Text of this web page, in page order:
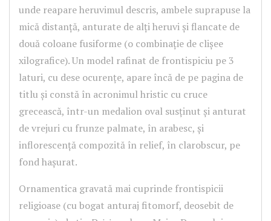
unde reapare heruvimul descris, ambele suprapuse la
mică distanță, anturate de alți heruvi și flancate de
două coloane fusiforme (o combinație de clișee
xilografice). Un model rafinat de frontispiciu pe 3
laturi, cu dese ocurențe, apare încă de pe pagina de
titlu și constă în acronimul hristic cu cruce
grecească, într-un medalion oval susținut și anturat
de vrejuri cu frunze palmate, în arabesc, și
inflorescență compozită în relief, în clarobscur, pe
fond hașurat.
Ornamentica gravată mai cuprinde frontispicii
religioase (cu bogat anturaj fitomorf, deosebit de